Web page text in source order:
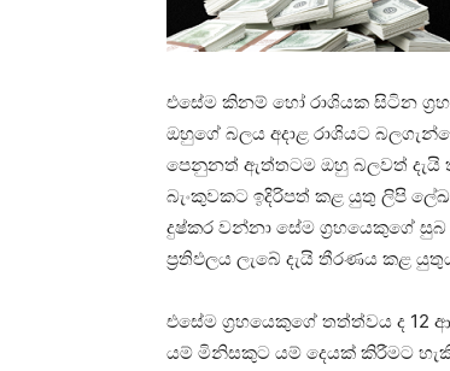
එසේම කිනම් හෝ රාශියක සිටින
ඔහුගේ බලය අදාළ රාශියට
පෙනුනත් ඇත්තටම ඔහු බලවත් දැයි
බැංකුවකට ඉදිරිපත් කළ යුතු ලිපි
දුෂ්කර වන්නා සේම ග්‍රහයෙකුගේ සුබ
ප්‍රතිඵලය ලැබේ දැයි තීරණය කළ
එසේම ග්‍රහයෙකුගේ තත්ත්වය ද
යම් මිනිසකුට යම් දෙයක්‌ කිරීමට